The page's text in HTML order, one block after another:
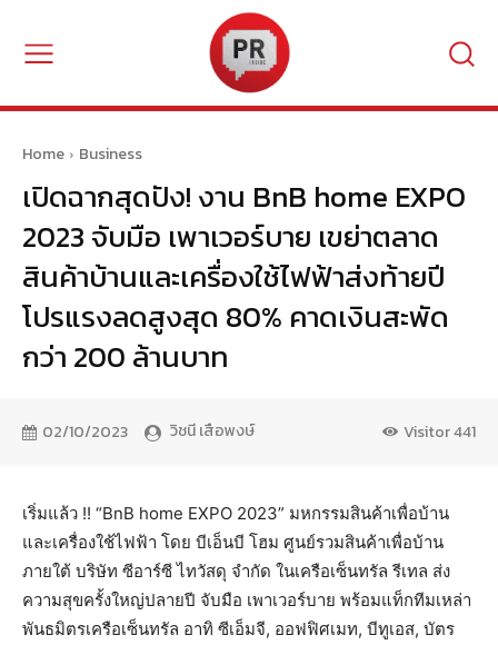
Home Business
เปิดฉากสุดปัง! งาน BnB home EXPO
2023 จับมือ เพาเวอร์บาย เขย่าตลาด
สินค้าบ้านและเครื่องใช้ไฟฟ้าส่งท้ายปี
โปรแรงลดสูงสุด 80% คาดเงินสะพัด
กว่า 200 ล้านบาท
02/10/2023 วิชนี เสือพงษ์ Visitor441
เริ่มแล้ว !! “BnB home EXPO 2023” มหกรรมสินค้าเพื่อบ้าน
และเครื่องใช้ไฟฟ้า โดย บีเอ็นบี โฮม ศูนย์รวมสินค้าเพื่อบ้าน
ภายใต้ บริษัท ซีอาร์ซี ไทวัสดุ จำกัด ในเครือเซ็นทรัล รีเทล ส่ง
ความสุขครั้งใหญ่ปลายปี จับมือ เพาเวอร์บาย พร้อมแท็กทีมเหล่า
พันธมิตรเครือเซ็นทรัล อาทิ ซีเอ็มจี, ออฟฟิศเมท, บีทูเอส, บัตร